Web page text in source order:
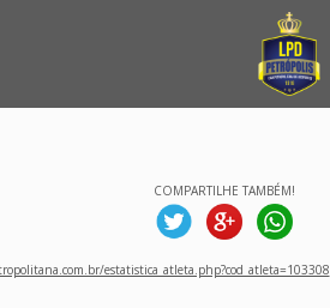
COMPARTILHE TAMBÉM!
estatistica_atleta.php?cod_atleta=103308